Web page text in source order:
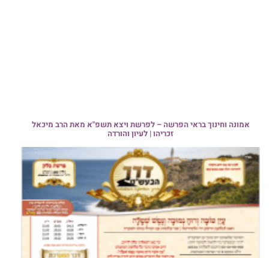
אמונה וחינוך בראי הפרשה – לפרשת ויצא תשפ"א מאת הרב מיכאל
זכריהו | לעיון והורדה